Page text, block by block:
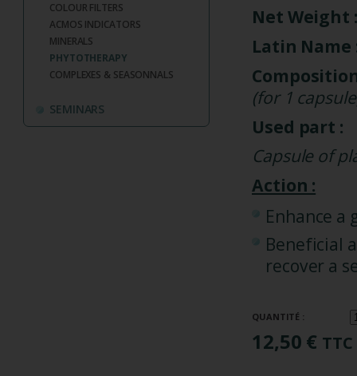
COLOUR FILTERS
ACMOS INDICATORS
MINERALS
PHYTOTHERAPY
COMPLEXES & SEASONNALS
SEMINARS
Net Weight :
Latin Name
(for 1
Used part :
Capsule of
Action :
Enhance a
Beneficial
recover a
QUANTITÉ :
12,50 € TTC